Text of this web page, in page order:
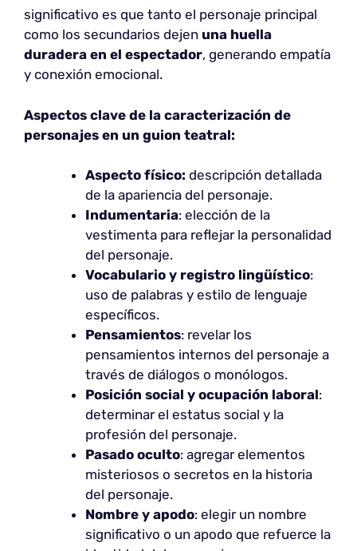
significativo es que tanto el personaje principal
como los secundarios dejen una huella
duradera en el espectador, generando empatía
y conexión emocional.
Aspectos clave de la caracterización de
personajes en un guion teatral:
Aspecto físico: descripción detallada
de la apariencia del personaje.
Indumentaria: elección de la
vestimenta para reflejar la personalidad
del personaje.
Vocabulario y registro lingüístico:
uso de palabras y estilo de lenguaje
específicos.
Pensamientos: revelar los
pensamientos internos del personaje a
través de diálogos o monólogos.
Posición social y ocupación laboral:
determinar el estatus social y la
profesión del personaje.
Pasado oculto: agregar elementos
misteriosos o secretos en la historia
del personaje.
Nombre y apodo: elegir un nombre
significativo o un apodo que refuerce la